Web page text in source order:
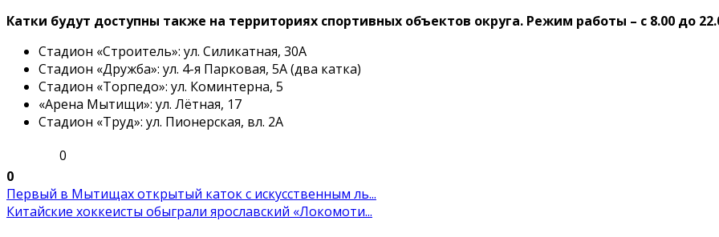
Катки будут доступны также на территориях спортивных объектов округа. Режим работы – с 8.00 до
Стадион «Строитель»: ул. Силикатная, 30А
Стадион «Дружба»: ул. 4-я Парковая, 5А (два катка)
Стадион «Торпедо»: ул. Коминтерна, 5
«Арена Мытищи»: ул. Лётная, 17
Стадион «Труд»: ул. Пионерская, вл. 2А
0
0
Первый в Мытищах открытый каток с искусственным ль...
Китайские хоккеисты обыграли ярославский «Локомоти...